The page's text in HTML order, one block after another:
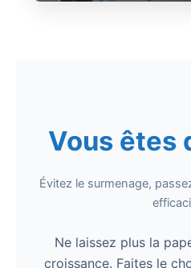
Vous êtes
Évitez le surmenage,
Ne laissez plus la
croissance. Faites le